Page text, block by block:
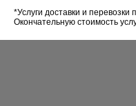
*Услуги доставки и
Окончательную стоимость